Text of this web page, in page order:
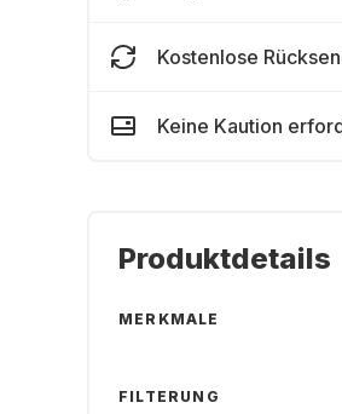
Kostenlose
Keine Kaution
Produktdetails
MERKMALE
FILTERUNG